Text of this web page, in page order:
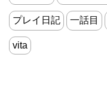
プレイ日記 一話目
vita